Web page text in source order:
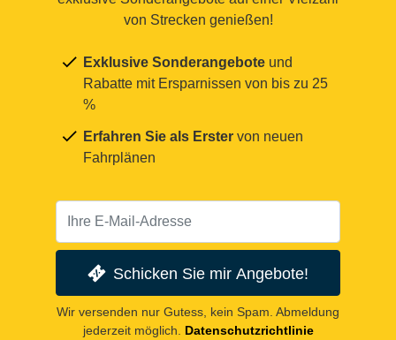
von Strecken genießen!
Exklusive Sonderangebote und
Rabatte mit Ersparnissen von bis zu 25
%
Erfahren Sie als Erster von neuen
Fahrplänen
Schicken Sie mir Angebote!
Wir versenden nur Gutess, kein Spam. Abmeldung
jederzeit möglich.
Datenschutzrichtlinie